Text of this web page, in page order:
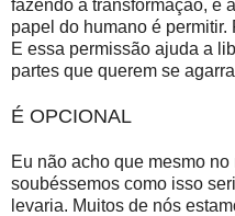
fazendo a transformação, é
papel do humano é
E essa permissão ajuda a
partes que querem se
É OPCIONAL
Eu não acho que mesmo
soubéssemos como isso
levaria. Muitos de nós